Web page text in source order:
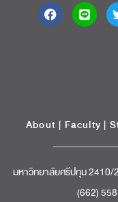
About | Faculty |
มหาวิทยาลัยศรีปทุม 2410/
(662)